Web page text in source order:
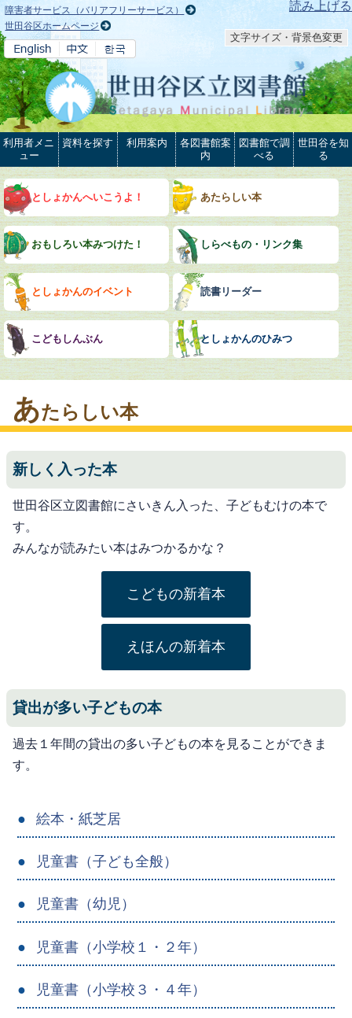
本文へ 読み上げる
障害者サービス（バリアフリーサービス）
世田谷区ホームページ
文字サイズ・背景色変更
利用者メニ
ュー
資料を探す 利用案内
各図書館案
内
図書館で調
べる
世田谷を知
る
あたらしい本
新しく入った本
世田谷区立図書館にさいきん入った、子どもむけの本で
す。
みんなが読みたい本はみつかるかな？
こどもの新着本
えほんの新着本
貸出が多い子どもの本
過去１年間の貸出の多い子どもの本を見ることができま
す。
絵本・紙芝居
児童書（子ども全般）
児童書（幼児）
児童書（小学校１・２年）
児童書（小学校３・４年）
としょかんへいこうよ！ あたらしい本
おもしろい本みつけた！ しらべもの・リンク集
としょかんのイベント 読書リーダー
こどもしんぶん としょかんのひみつ